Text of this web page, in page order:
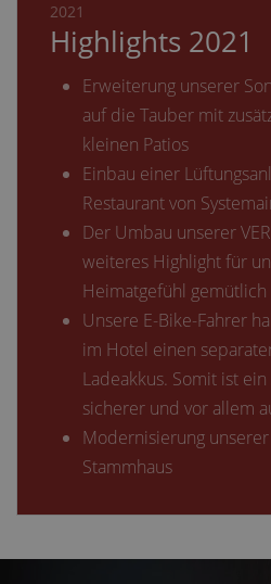
2021
Highlights 2021
Erweiterung unserer
auf die Tauber mit
kleinen Patios
Einbau einer
Restaurant von
Der Umbau unserer
weiteres Highlight für
Heimatgefühl gemütlich
Unsere E-Bike-Fahrer
im Hotel einen
Ladeakkus. Somit ist
sicherer und vor allem
Modernisierung
Stammhaus